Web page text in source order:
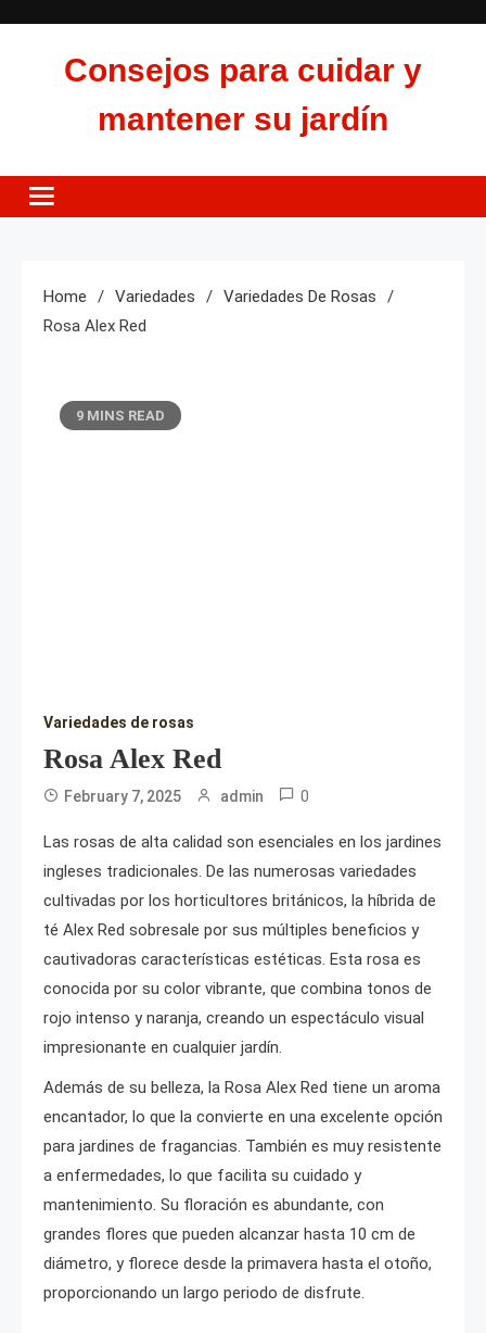
Consejos para cuidar y
mantener su jardín
Home Variedades
Variedades De Rosas
Rosa Alex Red
9 MINS READ
Variedades de rosas
Rosa Alex Red
February 7, 2025 admin 0
Las rosas de alta calidad son esenciales en los jardines
ingleses tradicionales. De las numerosas variedades
cultivadas por los horticultores británicos, la híbrida de
té Alex Red sobresale por sus múltiples beneficios y
cautivadoras características estéticas. Esta rosa es
conocida por su color vibrante, que combina tonos de
rojo intenso y naranja, creando un espectáculo visual
impresionante en cualquier jardín.
Además de su belleza, la Rosa Alex Red tiene un aroma
encantador, lo que la convierte en una excelente opción
para jardines de fragancias. También es muy resistente
a enfermedades, lo que facilita su cuidado y
mantenimiento. Su floración es abundante, con
grandes flores que pueden alcanzar hasta 10 cm de
diámetro, y florece desde la primavera hasta el otoño,
proporcionando un largo periodo de disfrute.